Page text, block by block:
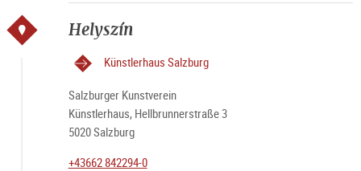
Helyszín
Künstlerhaus Salzburg
Salzburger Kunstverein
Künstlerhaus, Hellbrunnerstraße 3
5020 Salzburg
+43662 842294-0